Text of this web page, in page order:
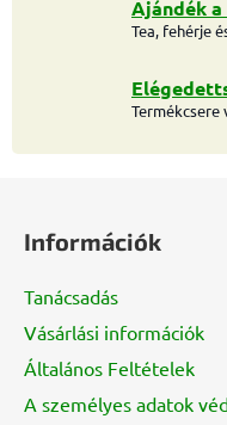
Ajándék
Tea, fehérje
Termékcsere
Információk
Tanácsadás
Vásárlási információk
Általános Feltételek
A személyes adatok